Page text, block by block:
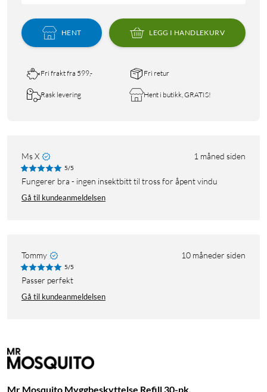
HENT LEGG I HANDLEKURV
Fri frakt fra 599,- Fri retur
Rask levering Hent i butikk, GRATIS!
Ms X 1 måned siden
5/5
Fungerer bra - ingen insektbitt til tross for åpent vindu
Gå til kundeanmeldelsen
Tommy 10 måneder siden
5/5
Passer perfekt
Gå til kundeanmeldelsen
Mr Mosquito Myggbeskyttelse Refill 30-pk.